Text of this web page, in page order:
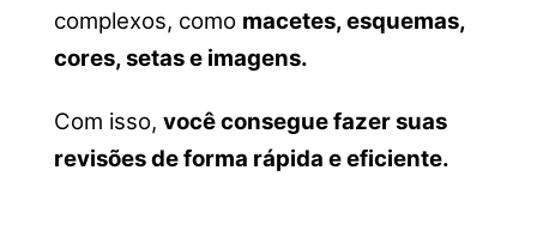
complexos, como macetes, esquemas,
cores, setas e imagens.
Com isso, você consegue fazer suas
revisões de forma rápida e eficiente.